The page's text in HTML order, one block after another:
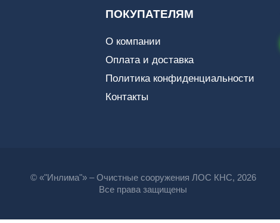
ПОКУПАТЕЛЯМ
О компании
Оплата и доставка
Политика конфиденциальности
Контакты
© «"Инлима"» – Очистные сооружения ЛОС КНС, 2026
Все права защищены